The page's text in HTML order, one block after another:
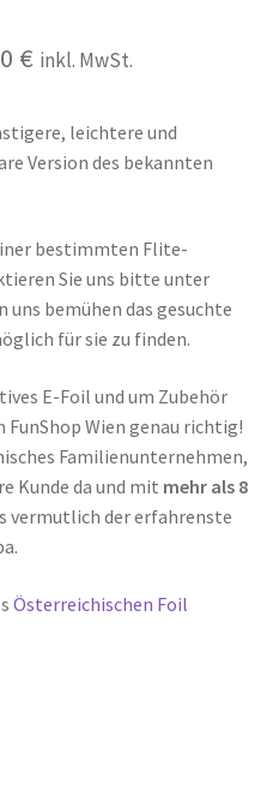
€ inkl. MwSt.
leichtere und
Version des bekannten
bestimmten Flite-
Sie uns bitte unter
uns bemühen das gesuchte
für sie zu finden.
E-Foil und um Zubehör
FunShop Wien genau richtig!
Familienunternehmen,
Kunde da und mit mehr als 8
vermutlich der erfahrenste
Österreichischen Foil